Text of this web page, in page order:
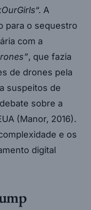
“. A
para o sequestro
com a
, que fazia
de drones pela
suspeitos de
sobre a
(Manor, 2016).
e os
digital